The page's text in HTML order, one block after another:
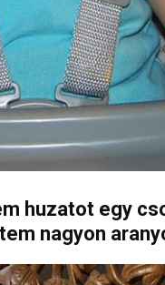
huzatot egy
nagyon